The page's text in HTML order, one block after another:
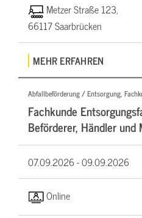
Metzer Straße 123,
66117 Saarbrücken
MEHR ERFAHREN
Abfallbeförderung / Entsorgung,
Fachkunde
Beförderer, Händler
07.09.2026 -09.09.2026
Online